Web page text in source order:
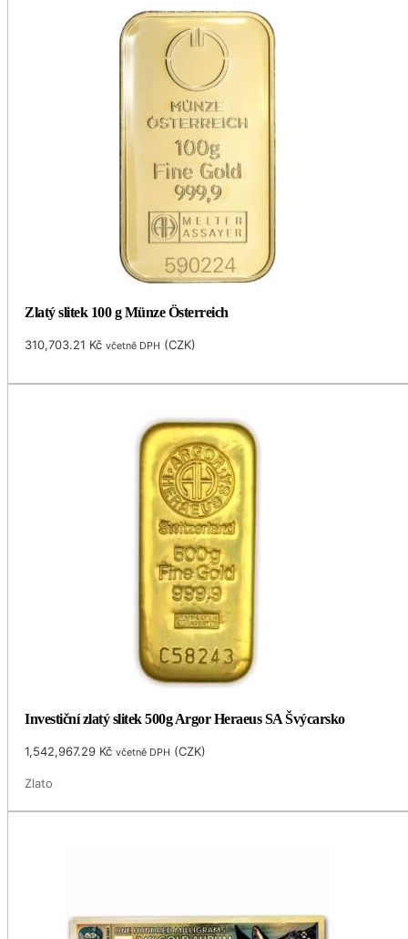
Zlatý slitek 100 g Münze Österreich
310,703.21 Kč včetně DPH (CZK)
Investiční zlatý slitek 500g Argor Heraeus SA Švýcarsko
1,542,967.29 Kč včetně DPH (CZK)
Zlato